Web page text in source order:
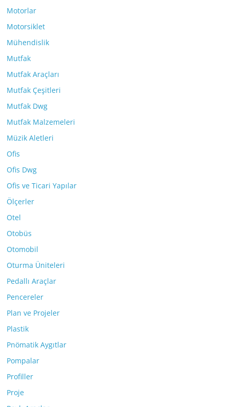
Motorlar
Motorsiklet
Mühendislik
Mutfak
Mutfak Araçları
Mutfak Çeşitleri
Mutfak Dwg
Mutfak Malzemeleri
Müzik Aletleri
Ofis
Ofis Dwg
Ofis ve Ticari Yapılar
Ölçerler
Otel
Otobüs
Otomobil
Oturma Üniteleri
Pedallı Araçlar
Pencereler
Plan ve Projeler
Plastik
Pnömatik Aygıtlar
Pompalar
Profiller
Proje